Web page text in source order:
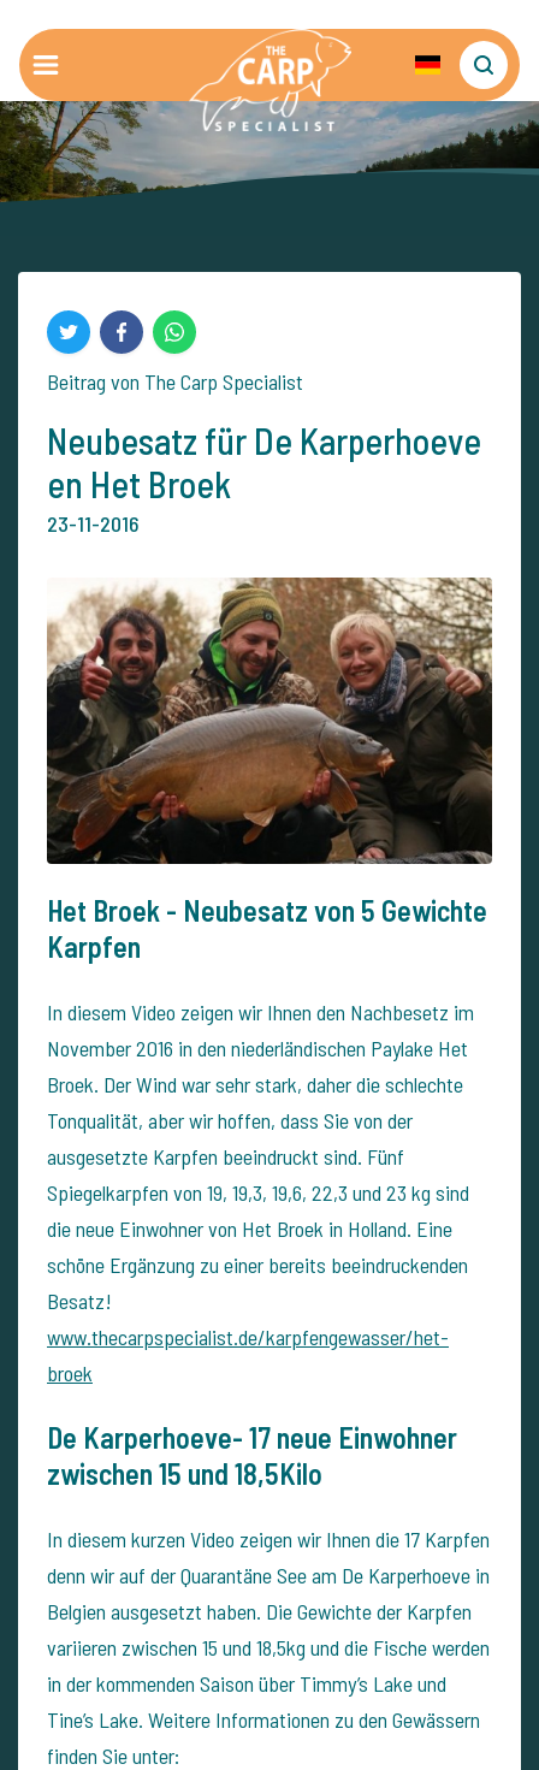
Beitrag von The Carp Specialist
Neubesatz für De Karperhoeve
en Het Broek
23-11-2016
Het Broek - Neubesatz von 5 Gewichte
Karpfen
In diesem Video zeigen wir Ihnen den Nachbesetz im
November 2016 in den niederländischen Paylake Het
Broek. Der Wind war sehr stark, daher die schlechte
Tonqualität, aber wir hoffen, dass Sie von der
ausgesetzte Karpfen beeindruckt sind. Fünf
Spiegelkarpfen von 19, 19,3, 19,6, 22,3 und 23 kg sind
die neue Einwohner von Het Broek in Holland. Eine
schöne Ergänzung zu einer bereits beeindruckenden
Besatz!
www.thecarpspecialist.de/karpfengewasser/het-
broek
De Karperhoeve- 17 neue Einwohner
zwischen 15 und 18,5Kilo
In diesem kurzen Video zeigen wir Ihnen die 17 Karpfen
denn wir auf der Quarantäne See am De Karperhoeve in
Belgien ausgesetzt haben. Die Gewichte der Karpfen
variieren zwischen 15 und 18,5kg und die Fische werden
in der kommenden Saison über Timmy’s Lake und
Tine’s Lake. Weitere Informationen zu den Gewässern
finden Sie unter: